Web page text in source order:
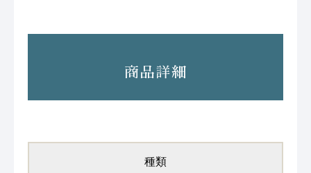
商品詳細
種類